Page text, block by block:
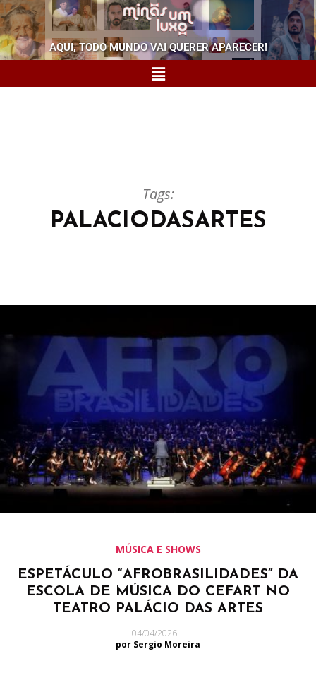
AQUI, TODO MUNDO VAI QUERER APARECER!
Tags:
PALACIODASARTES
MÚSICA E SHOWS
ESPETÁCULO “AFROBRASILIDADES” DA
ESCOLA DE MÚSICA DO CEFART NO
TEATRO PALÁCIO DAS ARTES
04/04/2026
por Sergio Moreira